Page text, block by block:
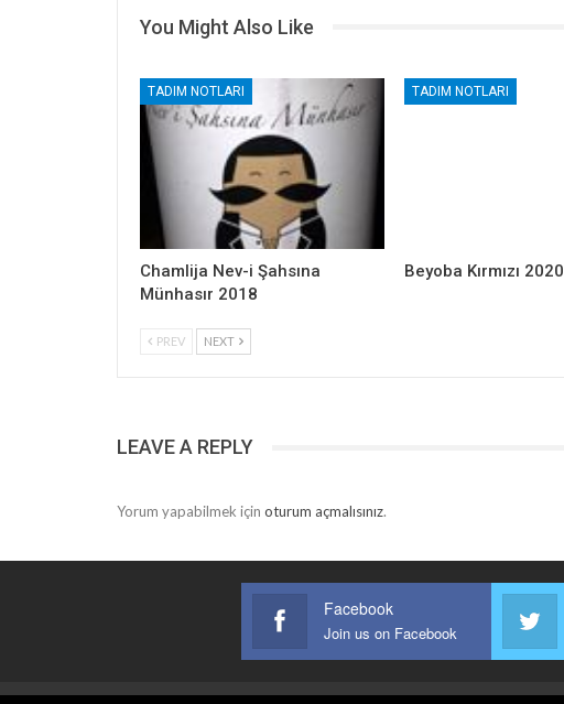
You Might Also Like
TADIM NOTLARI
Chamlija Nev-i Şahsına
Münhasır 2018
TADIM NOTLARI
Beyoba Kırmızı 2020
PREV NEXT
LEAVE A REPLY
Yorum yapabilmek için oturum açmalısınız.
Facebook
Join us on Facebook